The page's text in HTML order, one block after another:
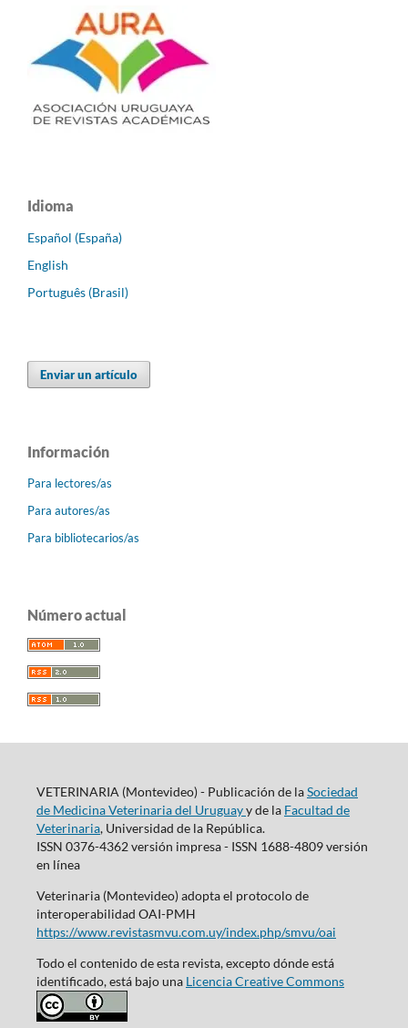
Idioma
Español (España)
English
Português (Brasil)
Enviar un artículo
Información
Para lectores/as
Para autores/as
Para bibliotecarios/as
Número actual
VETERINARIA (Montevideo) - Publicación de laSociedad
de Medicina Veterinaria del Uruguayy de la Facultad de
Veterinaria, Universidad de la República.
ISSN 0376-4362 versión impresa - ISSN 1688-4809 versión
en línea
Veterinaria (Montevideo) adopta el protocolo de
interoperabilidad OAI-PMH
https://www.revistasmvu.com.uy/index.php/smvu/oai
Todo el contenido de esta revista, excepto dónde está
identificado, está bajo una Licencia Creative Commons